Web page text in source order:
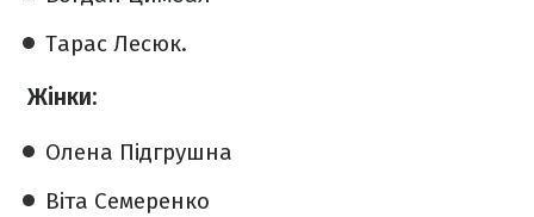
Тарас Лесюк.
Жінки:
Олена Підгрушна
Віта Семеренко